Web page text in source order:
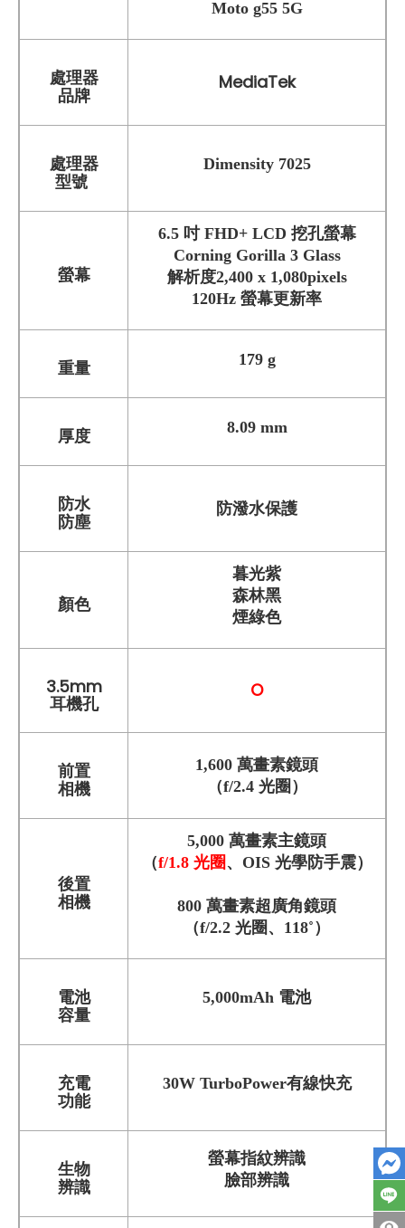
Moto g55 5G
處理器
品牌
MediaTek
處理器
型號
Dimensity 7025
螢幕
6.5 吋 FHD+LCD 挖孔螢幕
Corning Gorilla 3 Glass
解析度2,400 x 1,080pixels
120Hz 螢幕更新率
重量 179 g
厚度 8.09 mm
防水
防塵
防潑水保護
顏色
暮光紫
森林黑
煙綠色
3.5mm
耳機孔
O
前置
相機
1,600 萬畫素鏡頭
（f/2.4 光圈）
後置
相機
5,000 萬畫素主鏡頭
（f/1.8 光圈 、 OIS 光學防手震）
800 萬畫素超廣角鏡頭
（f/2.2 光圈、118˚）
電池
容量
5,000mAh 電池
充電
功能
30W TurboPower有線快充
生物
辨識
螢幕指紋辨識
臉部辨識